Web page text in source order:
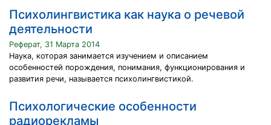
Психолингвистика как наука о речевой
деятельности
Реферат, 31 Марта 2014
Наука, которая занимается изучением и описанием
особенностей порождения, понимания, функционирования и
развития речи, называется психолингвистикой.
Психологические особенности
радиорекламы